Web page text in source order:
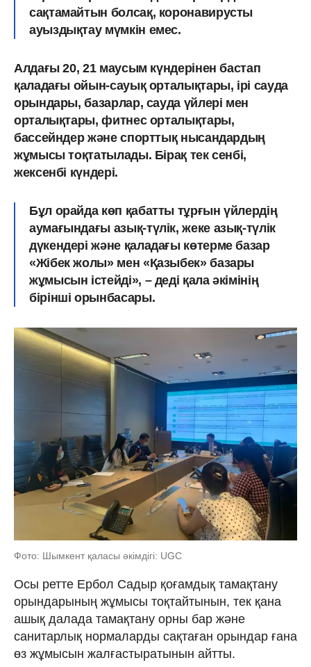
сақтамайтын болсақ, коронавирусты
ауыздықтау мүмкін емес.
Алдағы 20, 21 маусым күндерінен бастап
қаладағы ойын-сауық орталықтары, ірі сауда
орындары, базарлар, сауда үйлері мен
орталықтары, фитнес орталықтары,
бассейндер және спорттық нысандардың
жұмысы тоқтатылады. Бірақ тек сенбі,
жексенбі күндері.
Бұл орайда көп қабатты тұрғын үйлердің
аумағындағы азық-түлік, жеке азық-түлік
дүкендері және қаладағы көтерме базар
«Жібек жолы» мен «Қазыбек» базары
жұмысын істейді», – деді қала әкімінің
бірінші орынбасары.
Фото: Шымкент қаласы әкімдігі: UGC
Осы ретте Ербол Садыр қоғамдық тамақтану
орындарының жұмысы тоқтайтынын, тек қана
ашық далада тамақтану орны бар және
санитарлық нормаларды сақтаған орындар ғана
өз жұмысын жалғастыратынын айтты.